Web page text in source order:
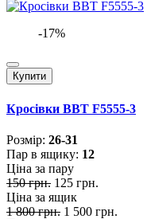
-17%
Купити
Кросівки BBT F5555-3
Розмiр: 26-31
Пар в ящику: 12
Ціна за пару
150 грн. 125 грн.
Ціна за ящик
1 800 грн. 1 500 грн.